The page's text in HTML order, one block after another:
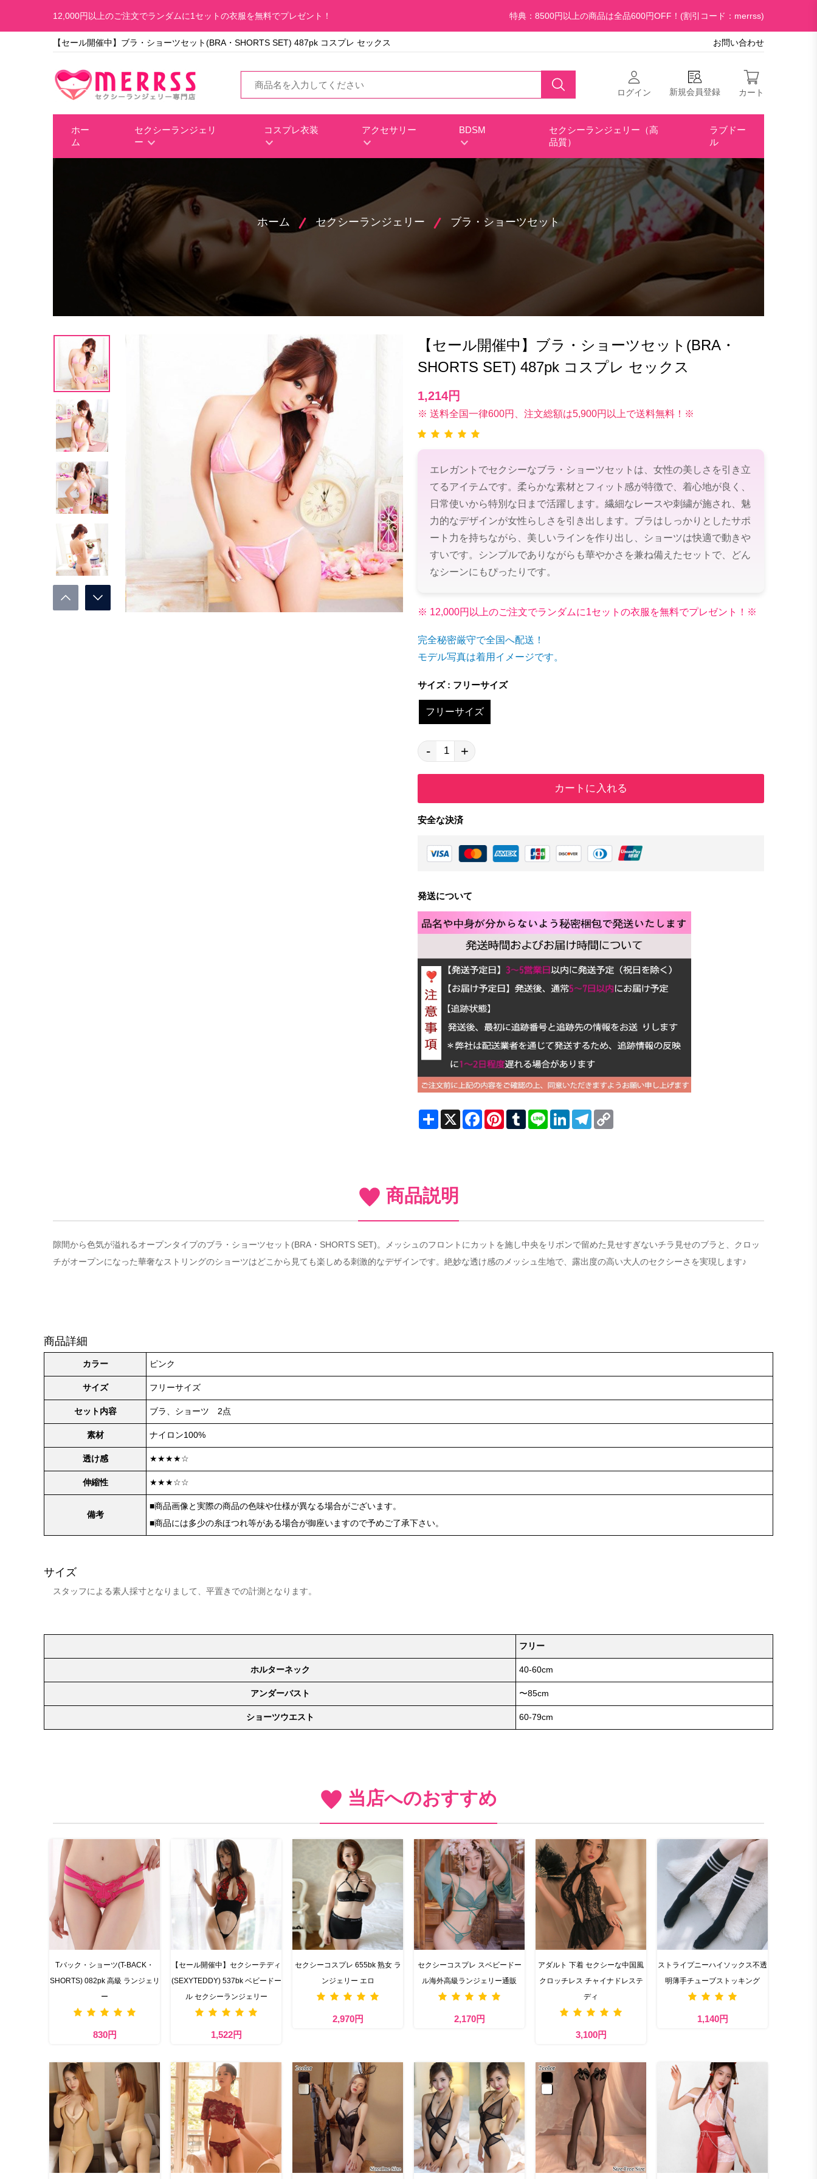
12,000円以上のご注文でランダムに1セットの衣服を無料でプレゼント！ 特典：8500円以上の商品は全品600円OFF！(割引コード：merrss)
【セール開催中】ブラ・ショーツセット(BRA・SHORTS SET) 487pk コスプレ セックス お問い合わせ
ログイン 新規会員登録 カート
ホー
ム
セクシーランジェリ
ー
コスプレ衣装 アクセサリー BDSM
セクシーランジェリー（高
品質）
ラブドー
ル
ホーム セクシーランジェリー ブラ・ショーツセット
【セール開催中】ブラ・ショーツセット(BRA・
SHORTS SET) 487pk コスプレ セックス
1,214円
※ 送料全国一律600円、注文総額は5,900円以上で送料無料！※
エレガントでセクシーなブラ・ショーツセットは、女性の美しさを引き立
てるアイテムです。柔らかな素材とフィット感が特徴で、着心地が良く、
日常使いから特別な日まで活躍します。繊細なレースや刺繍が施され、魅
力的なデザインが女性らしさを引き出します。ブラはしっかりとしたサポ
ート力を持ちながら、美しいラインを作り出し、ショーツは快適で動きや
すいです。シンプルでありながらも華やかさを兼ね備えたセットで、どん
なシーンにもぴったりです。
※ 12,000円以上のご注文でランダムに1セットの衣服を無料でプレゼント！※
完全秘密厳守で全国へ配送！
モデル写真は着用イメージです。
サイズ : フリーサイズ
フリーサイズ
- +
カートに入れる
安全な決済
発送について
ShareX FacebookPinterestTumblrLine LinkedInTelegram
商品説明
隙間から色気が溢れるオープンタイプのブラ・ショーツセット(BRA・SHORTS SET)。メッシュのフロントにカットを施し中央をリボンで留めた見せすぎないチラ見せのブラと、クロッ
チがオープンになった華奢なストリングのショーツはどこから見ても楽しめる刺激的なデザインです。絶妙な透け感のメッシュ生地で、露出度の高い大人のセクシーさを実現します♪
商品詳細
カラー ピンク
サイズ フリーサイズ
セット内容 ブラ、ショーツ 2点
素材 ナイロン100%
透け感 ★★★★☆
伸縮性 ★★★☆☆
備考
■商品画像と実際の商品の色味や仕様が異なる場合がございます。
■商品には多少の糸ほつれ等がある場合が御座いますので予めご了承下さい。
サイズ
スタッフによる素人採寸となりまして、平置きでの計測となります。
フリー
ホルターネック 40-60cm
アンダーバスト 〜85cm
ショーツウエスト 60-79cm
当店へのおすすめ
Tバック・ショーツ(T-BACK・
SHORTS) 082pk 高級 ランジェリ
ー
830円
【セール開催中】セクシーテディ
(SEXYTEDDY) 537bk ベビードー
ル セクシーランジェリー
1,522円
セクシーコスプレ 655bk 熟女 ラ
ンジェリー エロ
2,970円
セクシーコスプレ スベビードー
ル海外高級ランジェリー通販
2,170円
アダルト 下着 セクシーな中国風
クロッチレス チャイナドレステ
ディ
3,100円
ストライプニーハイソックス不透
明薄手チューブストッキング
1,140円